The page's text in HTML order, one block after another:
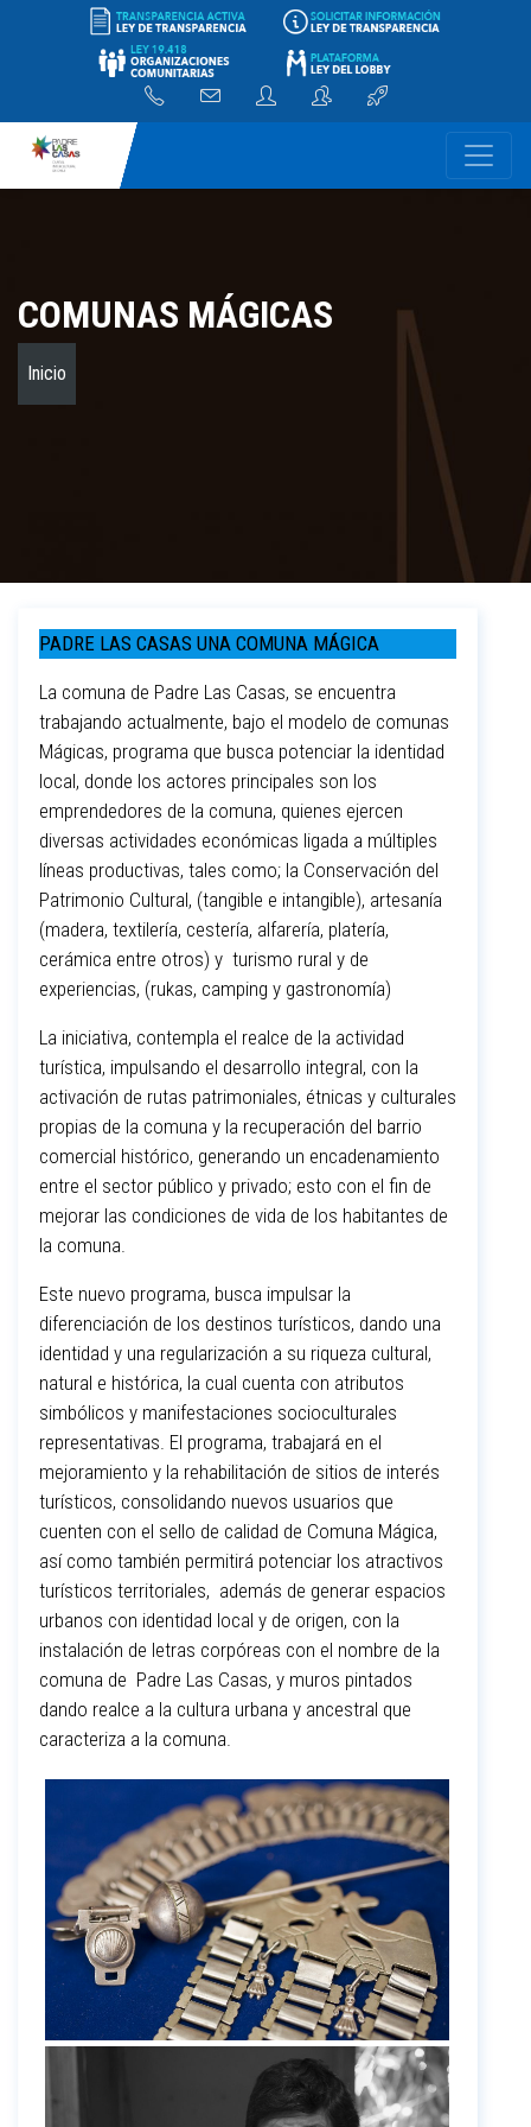
COMUNAS MÁGICAS
Inicio
PADRE LAS CASAS UNA COMUNA MÁGICA
La comuna de Padre Las Casas, se encuentra
trabajando actualmente, bajo el modelo de comunas
Mágicas, programa que busca potenciar la identidad
local, donde los actores principales son los
emprendedores de la comuna, quienes ejercen
diversas actividades económicas ligada a múltiples
líneas productivas, tales como; la Conservación del
Patrimonio Cultural, (tangible e intangible), artesanía
(madera, textilería, cestería, alfarería, platería,
cerámica entre otros) y turismo rural y de
experiencias, (rukas, camping y gastronomía)
La iniciativa, contempla el realce de la actividad
turística, impulsando el desarrollo integral, con la
activación de rutas patrimoniales, étnicas y culturales
propias de la comuna y la recuperación del barrio
comercial histórico, generando un encadenamiento
entre el sector público y privado; esto con el fin de
mejorar las condiciones de vida de los habitantes de
la comuna.
Este nuevo programa, busca impulsar la
diferenciación de los destinos turísticos, dando una
identidad y una regularización a su riqueza cultural,
natural e histórica, la cual cuenta con atributos
simbólicos y manifestaciones socioculturales
representativas. El programa, trabajará en el
mejoramiento y la rehabilitación de sitios de interés
turísticos, consolidando nuevos usuarios que
cuenten con el sello de calidad de Comuna Mágica,
así como también permitirá potenciar los atractivos
turísticos territoriales, además de generar espacios
urbanos con identidad local y de origen, con la
instalación de letras corpóreas con el nombre de la
comuna de Padre Las Casas, y muros pintados
dando realce a la cultura urbana y ancestral que
caracteriza a la comuna.